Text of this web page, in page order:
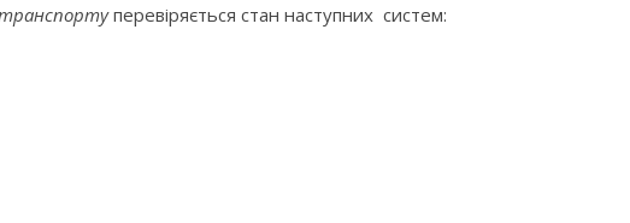
ТЕХНІЧНИЙ КОНТРОЛЬ,
ЛЕГКОВІ АВТО, ВАНТАЖНІ АВТО,
транспортуперевіряється стан наступних систем: